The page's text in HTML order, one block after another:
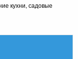
кухни, садовые